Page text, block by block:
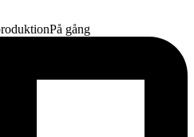
På gång